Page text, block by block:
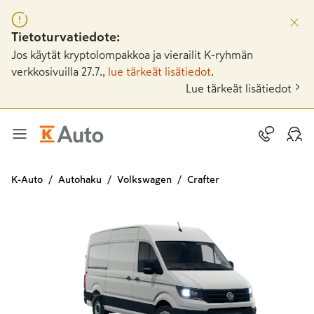
Tietoturvatiedote:
Jos käytät kryptolompakkoa ja vierailit K-ryhmän
verkkosivuilla 27.7.,
lue tärkeät lisätiedot
Lue tärkeät lisätiedot
K-Auto Autohaku Volkswagen Crafter